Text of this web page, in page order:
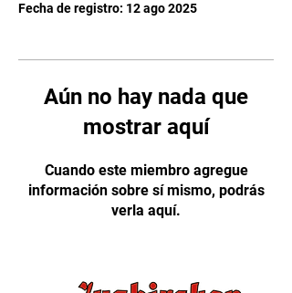
Fecha de registro: 12 ago 2025
Aún no hay nada que
mostrar aquí
Cuando este miembro agregue
información sobre sí mismo, podrás
verla aquí.